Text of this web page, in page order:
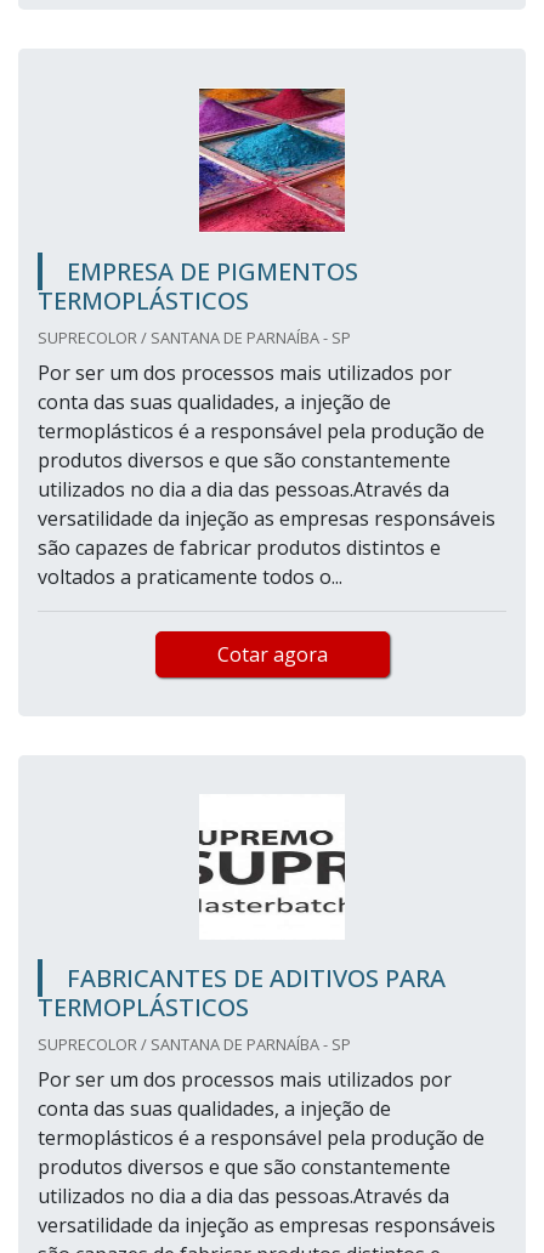
EMPRESA DE PIGMENTOS
TERMOPLÁSTICOS
SUPRECOLOR / SANTANA DE PARNAÍBA - SP
Por ser um dos processos mais utilizados por
conta das suas qualidades, a injeção de
termoplásticos é a responsável pela produção de
produtos diversos e que são constantemente
utilizados no dia a dia das pessoas.Através da
versatilidade da injeção as empresas responsáveis
são capazes de fabricar produtos distintos e
voltados a praticamente todos o...
Cotar agora
FABRICANTES DE ADITIVOS PARA
TERMOPLÁSTICOS
SUPRECOLOR / SANTANA DE PARNAÍBA - SP
Por ser um dos processos mais utilizados por
conta das suas qualidades, a injeção de
termoplásticos é a responsável pela produção de
produtos diversos e que são constantemente
utilizados no dia a dia das pessoas.Através da
versatilidade da injeção as empresas responsáveis